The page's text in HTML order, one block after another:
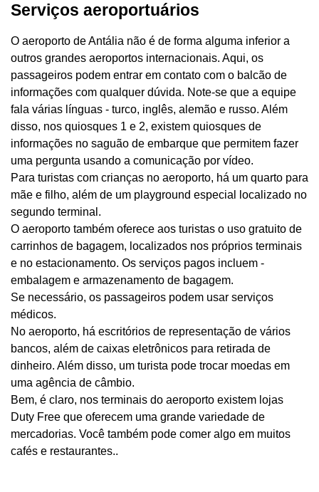
Serviços aeroportuários
O aeroporto de Antália não é de forma alguma inferior a
outros grandes aeroportos internacionais. Aqui, os
passageiros podem entrar em contato com o balcão de
informações com qualquer dúvida. Note-se que a equipe
fala várias línguas - turco, inglês, alemão e russo. Além
disso, nos quiosques 1 e 2, existem quiosques de
informações no saguão de embarque que permitem fazer
uma pergunta usando a comunicação por vídeo.
Para turistas com crianças no aeroporto, há um quarto para
mãe e filho, além de um playground especial localizado no
segundo terminal.
O aeroporto também oferece aos turistas o uso gratuito de
carrinhos de bagagem, localizados nos próprios terminais
e no estacionamento. Os serviços pagos incluem -
embalagem e armazenamento de bagagem.
Se necessário, os passageiros podem usar serviços
médicos.
No aeroporto, há escritórios de representação de vários
bancos, além de caixas eletrônicos para retirada de
dinheiro. Além disso, um turista pode trocar moedas em
uma agência de câmbio.
Bem, é claro, nos terminais do aeroporto existem lojas
Duty Free que oferecem uma grande variedade de
mercadorias. Você também pode comer algo em muitos
cafés e restaurantes..